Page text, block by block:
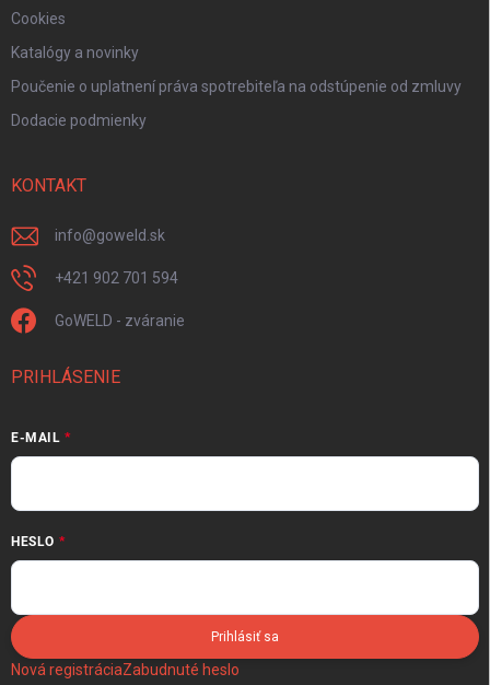
Cookies
Katalógy a novinky
Poučenie o uplatnení práva spotrebiteľa na odstúpenie od zmluvy
Dodacie podmienky
KONTAKT
info@goweld.sk
+421 902 701 594
GoWELD - zváranie
PRIHLÁSENIE
E-MAIL
HESLO
Prihlásiť sa
Nová registráciaZabudnuté heslo